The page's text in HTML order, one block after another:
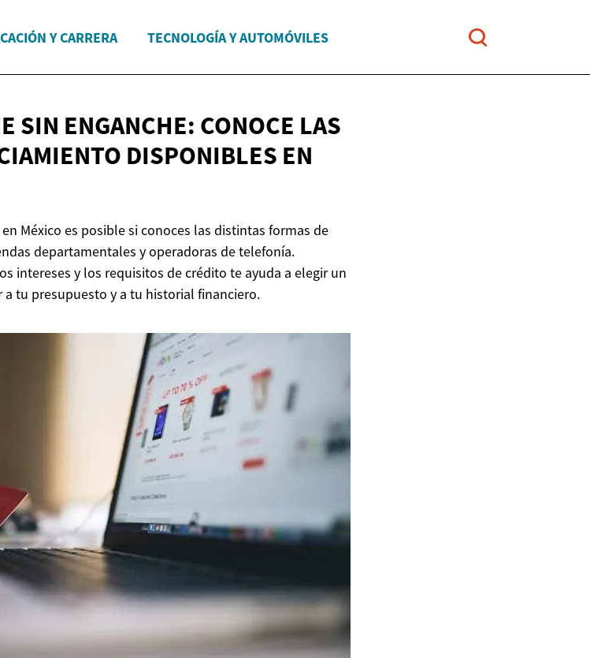
Y CARRERA TECNOLOGÍA Y AUTOMÓVILES
SIN ENGANCHE: CONOCE LAS
DISPONIBLES EN
México es posible si conoces las distintas formas de
departamentales y operadoras de telefonía.
intereses y los requisitos de crédito te ayuda a elegir un
tu presupuesto y a tu historial financiero.